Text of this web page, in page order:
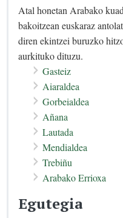
Atal honetan Arabako
bakoitzean euskaraz
diren ekintzei buruzko
aurkituko dituzu.
Gasteiz
Aiaraldea
Gorbeialdea
Añana
Lautada
Mendialdea
Trebiñu
Arabako Errioxa
Egutegia